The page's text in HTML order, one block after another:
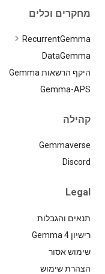
מחקרים וכלים
RecurrentGemma
DataGemma
היקף הרשאות Gemma
Gemma-APS
קהילה
Gemmaverse
Discord
Legal
תנאים והגבלות
רישיון Gemma 4
שימוש אסור
הצהרת שימוש